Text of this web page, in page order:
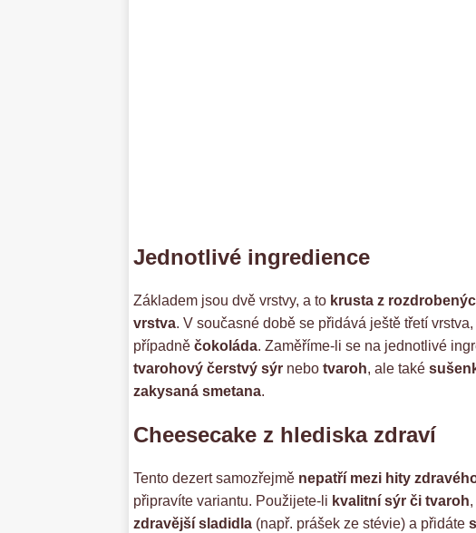
Jednotlivé ingredience
Základem jsou dvě vrstvy, a to krusta z
vrstva. V současné době se přidává ještě třetí
případně čokoláda. Zaměříme-li se na jednotlivé
tvarohový čerstvý sýr nebo tvaroh, ale také
zakysaná smetana.
Cheesecake z hlediska zdraví
Tento dezert samozřejmě nepatří mezi hity
připravíte variantu. Použijete-li kvalitní sýr či tvaroh
zdravější sladidla (např. prášek ze stévie) a přidáte